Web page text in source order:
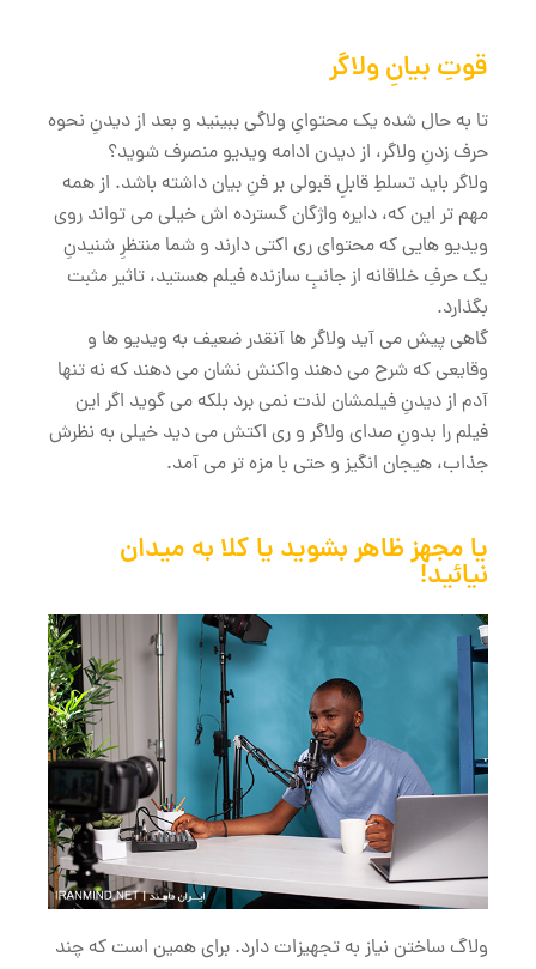
قوتِ بیانِ ولاگر
تا به حال شده یک محتوایِ ولاگی ببینید و بعد از دیدنِ نحوه
حرف زدنِ ولاگر، از دیدن ادامه ویدیو منصرف شوید؟
ولاگر باید تسلطِ قابلِ قبولی بر فنِ بیان داشته باشد. از همه
مهم تر این که، دایره واژگان گسترده اش خیلی می تواند روی
ویدیو هایی که محتوای ری اکتی دارند و شما منتظرِ شنیدنِ
یک حرفِ خلاقانه از جانبِ سازنده فیلم هستید، تاثیر مثبت
بگذارد.
گاهی پیش می آید ولاگر ها آنقدر ضعیف به ویدیو ها و
وقایعی که شرح می دهند واکنش نشان می دهند که نه تنها
آدم از دیدنِ فیلمشان لذت نمی برد بلکه می گوید اگر این
فیلم را بدونِ صدای ولاگر و ری اکتش می دید خیلی به نظرش
جذاب، هیجان انگیز و حتی با مزه تر می آمد.
یا مجهز ظاهر بشوید یا کلا به میدان
نیائید!
ولاگ ساختن نیاز به تجهیزات دارد. برای همین است که چند